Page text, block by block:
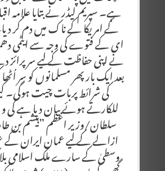
ہے۔ سپریم لیڈر نے بتایا
کے امریکا کے ناک میں دم کر
ای کے فتوے کی وجہ سے ایٹمی
نے اپنی حفاظت کے لیے
بعد ایک بار پھر مسلمانوں کو سر
کی شرائط پربات چیت
للکارتے ہوئے بیان دیا ہے
سلطان/وزیر اعظم ”ہیشم بن
ازالے کے لیے عمان ایران
وسطیٰ کے سارے ملک اسلامی